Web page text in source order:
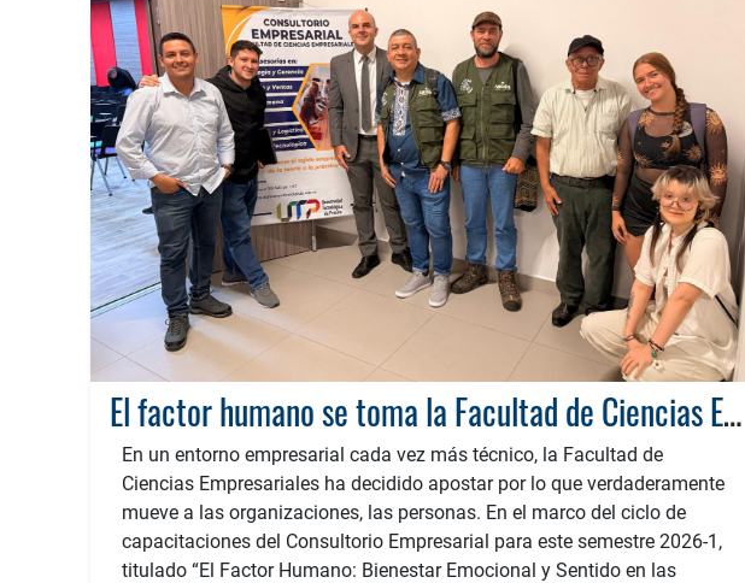
El factor humano se toma la Facultad de Ciencias Empresariales: Éxito total en el taller de Inteligencia Emocional
En un entorno empresarial cada vez más técnico, la Facultad de
Ciencias Empresariales ha decidido apostar por lo que verdaderamente
mueve a las organizaciones, las personas. En el marco del ciclo de
capacitaciones del Consultorio Empresarial para este semestre 2026-1,
titulado “El Factor Humano: Bienestar Emocional y Sentido en las